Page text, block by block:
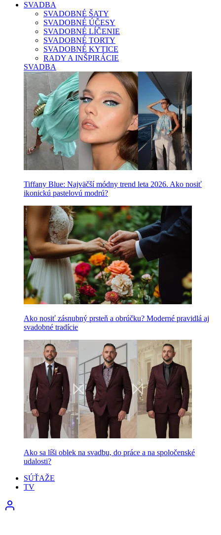
SVADBA
SVADOBNÉ ŠATY
SVADOBNÉ ÚČESY
SVADOBNÉ LÍČENIE
SVADOBNÉ TORTY
SVADOBNÉ KYTICE
RADY A INŠPIRÁCIE
SVADBA
Tiffany Blue: Najväčší módny trend leta 2026. Ako nosiť
ikonickú pastelovú modrú?
Ako nosiť zásnubný prsteň a obrúčku? Moderné pravidlá aj
svadobné tradície
Ako sa líši oblek na svadbu, do práce a na spoločenské
udalosti?
SÚŤAŽE
TV